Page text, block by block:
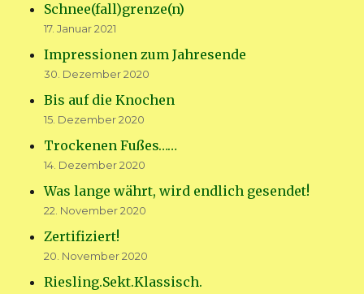
Schnee(fall)grenze(n)
17. Januar 2021
Impressionen zum Jahresende
30. Dezember 2020
Bis auf die Knochen
15. Dezember 2020
Trockenen Fußes……
14. Dezember 2020
Was lange währt, wird endlich gesendet!
22. November 2020
Zertifiziert!
20. November 2020
Riesling.Sekt.Klassisch.